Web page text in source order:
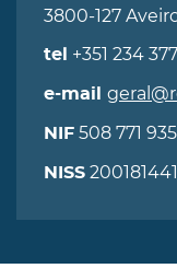
3800-127
tel +351 234
e-mail
NIF 508 771 935
NISS